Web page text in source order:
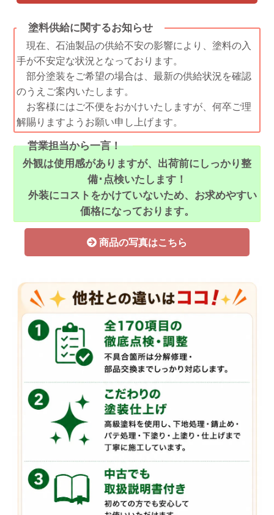
塗料供給に関するお知らせ
現在、石油製品の供給不安の影響により、塗料の入
手が不安定な状況となっております。
部分塗装をご希望の場合は、最新の供給状況を確認
のうえご案内いたします。
お客様にはご不便をおかけいたしますが、何卒ご理
解賜りますようお願い申し上げます。
営業担当から一言！
外観は使用感がありますが、出荷前にしっかり整
備･点検いたします！
外装にコストをかけていないため、お求めやすい
価格になっております。
商品の写真はこちら